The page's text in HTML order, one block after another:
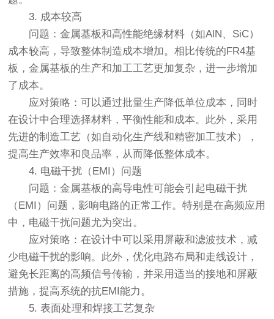
3. 成本较高
问题：金属基板和高性能绝缘材料（如AlN、SiC）
成本较高，导致整体制造成本增加。相比传统的FR4基
板，金属基板的生产和加工工艺更加复杂，进一步增加
了成本。
应对策略：可以通过批量生产降低单位成本，同时
在设计中合理选择材料，平衡性能和成本。此外，采用
先进的制造工艺（如自动化生产线和精密加工技术），
提高生产效率和良品率，从而降低整体成本。
4. 电磁干扰（EMI）问题
问题：金属基板的高导电性可能会引起电磁干扰
（EMI）问题，影响电路的正常工作。特别是在高频应用
中，电磁干扰问题尤为突出。
应对策略：在设计中可以采用屏蔽和滤波技术，减
少电磁干扰的影响。此外，优化电路布局和走线设计，
避免长距离的高频信号传输，并采用适当的接地和屏蔽
措施，提高系统的抗EMI能力。
5. 表面处理和焊接工艺复杂